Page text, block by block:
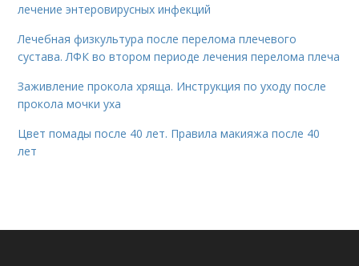
лечение энтеровирусных инфекций
Лечебная физкультура после перелома плечевого
сустава. ЛФК во втором периоде лечения перелома плеча
Заживление прокола хряща. Инструкция по уходу после
прокола мочки уха
Цвет помады после 40 лет. Правила макияжа после 40
лет